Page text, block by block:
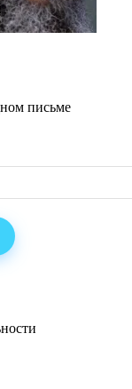
письме